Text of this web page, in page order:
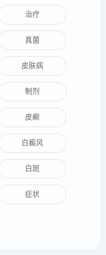
治疗
真菌
皮肤病
制剂
皮癣
白癜风
白斑
症状